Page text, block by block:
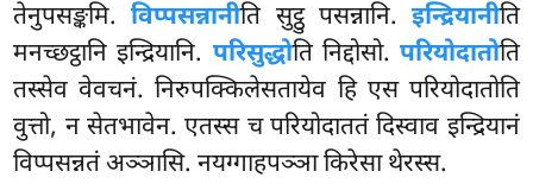
तेनुपसङ्कमि.विप्पसन्नानीति सुट्ठु पसन्नानि. इन्द्रियानीति
मनच्छट्ठानि इन्द्रियानि. परिसुद्धोति निद्दोसो. परियोदातोति
तस्सेव वेवचनं. निरुपक्किलेसतायेव हि एस परियोदातोति
वुत्तो, न सेतभावेन. एतस्स च परियोदाततं दिस्वाव इन्द्रियानं
विप्पसन्नतं अञ्ञासि. नयग्गाहपञ्ञा किरेसा थेरस्स.